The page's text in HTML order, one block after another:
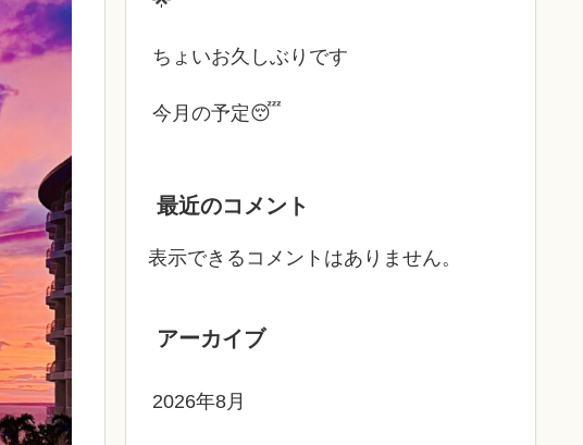
ちょいお久しぶりです
今月の予定😴
最近のコメント
表示できるコメントはありません。
アーカイブ
2026年8月